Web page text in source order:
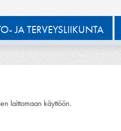
JA TERVEYSLIIKUNTA
laittomaan käyttöön.